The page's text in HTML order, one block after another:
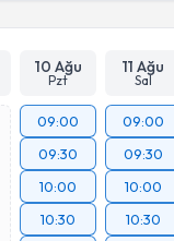
10 Ağu
Pzt
11 Ağu
Sal
09:00
09:30
10:00
10:30
09:00
09:30
10:00
10:30